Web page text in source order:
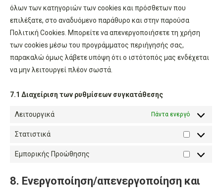
όλων των κατηγοριών των cookies και πρόσθετων που
επιλέξατε, στο αναδυόμενο παράθυρο και στην παρούσα
Πολιτική Cookies. Μπορείτε να απενεργοποιήσετε τη χρήση
των cookies μέσω του προγράμματος περιήγησής σας,
παρακαλώ όμως λάβετε υπόψη ότι ο ιστότοπός μας ενδέχεται
να μην λειτουργεί πλέον σωστά.
7.1 Διαχείριση των ρυθμίσεων συγκατάθεσης
Λειτουργικά Πάντα ενεργό
Στατιστικά
Εμπορικής Προώθησης
8. Ενεργοποίηση/απενεργοποίηση και